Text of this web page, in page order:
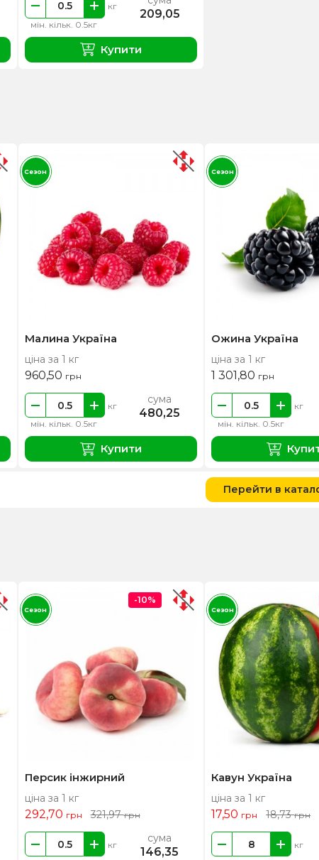
мін. кільк. 0.5кг
кг
209,05
Купити
Малина Україна
ціна за 1 кг
960,50 грн
мін. кільк. 0.5кг
кг сума
480,25
Купити
Сезон
Ожина Україна
ціна за 1 кг
1 301,80 грн
мін. кільк. 0.5кг
кг
Сезон
Перейти в
Персик інжирний
ціна за 1 кг
292,70 грн 321,97грн
кг сума
146,35
-10%
Сезон
Кавун Україна
ціна за 1 кг
17,50 грн 18,73грн
кг
Сезон